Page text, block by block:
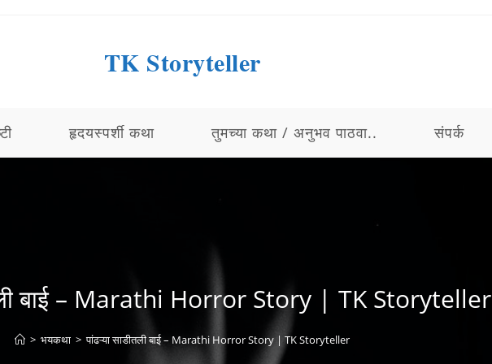
TK Storyteller
हृदयस्पर्शी कथा तुमच्या कथा / अनुभव पाठवा.. संपर्क
बाई – Marathi Horror Story | TK Storyteller
> भयकथा > पांढऱ्या साडीतली बाई – Marathi Horror Story | TK Storyteller